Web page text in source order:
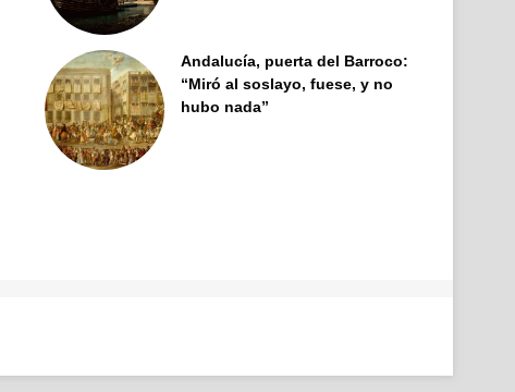
Andalucía, puerta del Barroco:
“Miró al soslayo, fuese, y no
hubo nada”